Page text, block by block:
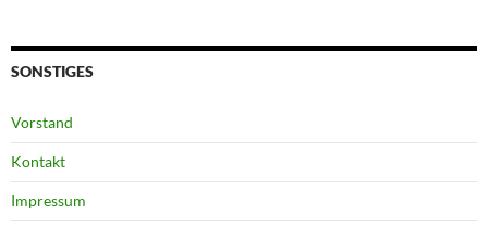
SONSTIGES
Vorstand
Kontakt
Impressum